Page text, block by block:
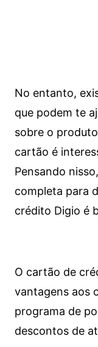
No entanto,
que podem te
sobre o
cartão é
Pensando
completa para
crédito Digio é
O cartão de
vantagens aos
programa de
descontos de